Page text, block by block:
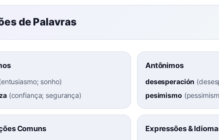
de Palavras
entusiasmo; sonho)
(confiança; segurança)
Antônimos
desesperación (
pesimismo (
Comuns Expressões &